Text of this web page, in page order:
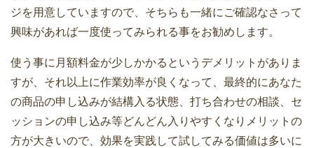
ジを用意していますので、そちらも一緒にご確認なさって
興味があれば一度使ってみられる事をお勧めします。
使う事に月額料金が少しかかるというデメリットがありま
すが、それ以上に作業効率が良くなって、最終的にあなた
の商品の申し込みが結構入る状態、打ち合わせの相談、セ
ッションの申し込み等どんどん入りやすくなりメリットの
方が大きいので、効果を実践して試してみる価値は多いに